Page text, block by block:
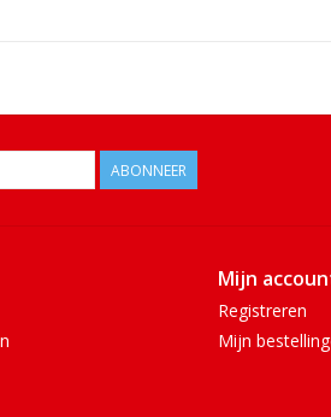
ABONNEER
Mijn
Registreren
Mijn